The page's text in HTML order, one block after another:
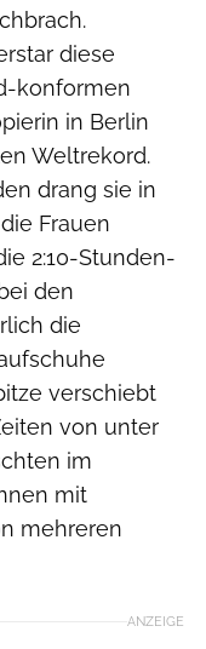
diese
konformen
in Berlin
Weltrekord.
drang sie in
Frauen
2:10-Stunden-
den
die
verschiebt
von unter
im
mit
mehreren
ANZEIGE